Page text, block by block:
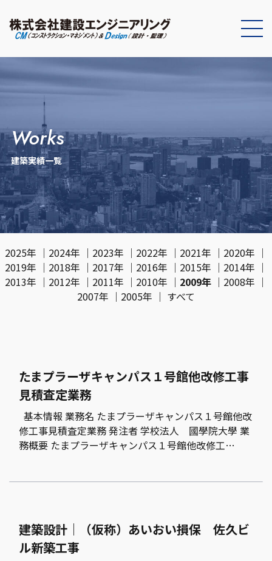
works
建築実績一覧
2025年 ｜ 2024年 ｜ 2023年 ｜ 2022年 ｜ 2021年 ｜ 2020年 ｜
2019年 ｜ 2018年 ｜ 2017年 ｜ 2016年 ｜ 2015年 ｜ 2014年 ｜
2013年 ｜ 2012年 ｜ 2011年 ｜ 2010年 ｜ 2009年 ｜ 2008年 ｜
2007年 ｜ 2005年 ｜ すべて
たまプラーザキャンパス１号館他改修工事
見積査定業務
基本情報 業務名 たまプラーザキャンパス１号館他改
修工事見積査定業務 発注者 学校法人 國學院大學 業
務概要 たまプラーザキャンパス１号館他改修工…
建築設計｜（仮称）あいおい損保 佐久ビ
ル新築工事